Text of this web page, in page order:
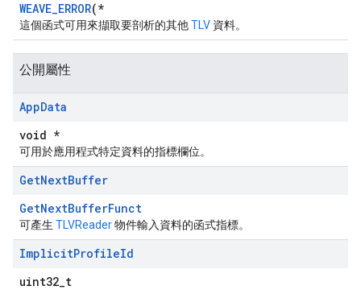
WEAVE_ERROR(*
這個函式可用來擷取要剖析的其他TLV 資料。
公開屬性
AppData
void *
可用於應用程式特定資料的指標欄位。
GetNextBuffer
GetNextBufferFunct
可產生 TLVReader物件輸入資料的函式指標。
ImplicitProfileId
uint32_t